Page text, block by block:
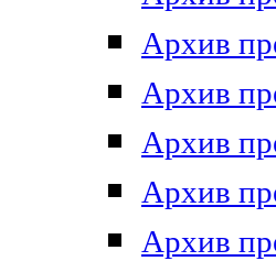
Архив
Архив
Архив
Архив
Архив